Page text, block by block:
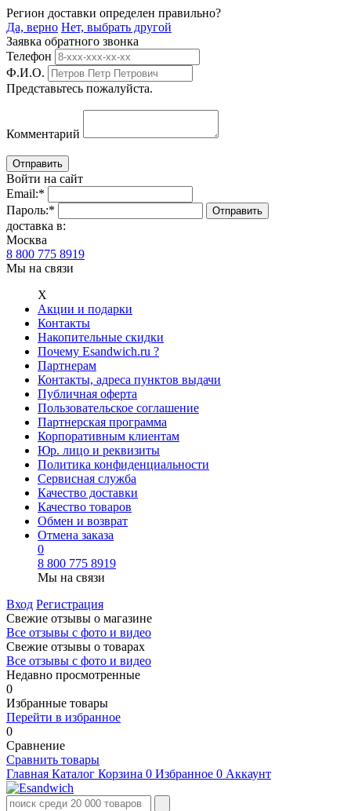
Регион доставки определен правильно?
Да, верно Нет, выбрать другой
Заявка обратного звонка
Телефон
Ф.И.О.
Представьтесь пожалуйста.
Комментарий
Войти на сайт
Email:*
Пароль:*
доставка в:
Москва
8 800 775 8919
Мы на связи
Х
Акции и подарки
Контакты
Накопительные скидки
Почему Esandwich.ru ?
Партнерам
Контакты, адреса пунктов выдачи
Публичная оферта
Пользовательское соглашение
Партнерская программа
Корпоративным клиентам
Юр. лицо и реквизиты
Политика конфиденциальности
Сервисная служба
Качество доставки
Качество товаров
Обмен и возврат
Отмена заказа
0
8 800 775 8919
Мы на связи
Вход Регистрация
Свежие отзывы о магазине
Все отзывы с фото и видео
Свежие отзывы о товарах
Все отзывы c фото и видео
Недавно просмотренные
0
Избранные товары
Перейти в избранное
0
Сравнение
Сравнить товары
Главная Каталог Корзина 0 Избранное 0 Аккаунт